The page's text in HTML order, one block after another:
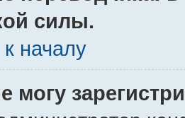
силы.
началу
могу